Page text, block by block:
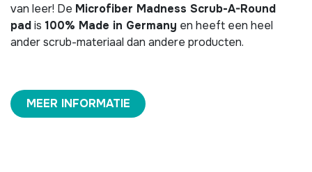
van leer! De Microfiber Madness Scrub-A-Round
padis 100% Made in Germany en heeft een heel
ander scrub-materiaal dan andere producten.
MEER INFORMATIE